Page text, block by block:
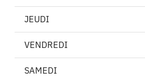
JEUDI
VENDREDI
SAMEDI